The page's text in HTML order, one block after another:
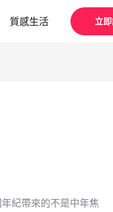
質感生活 立
紀帶來的不是中年焦